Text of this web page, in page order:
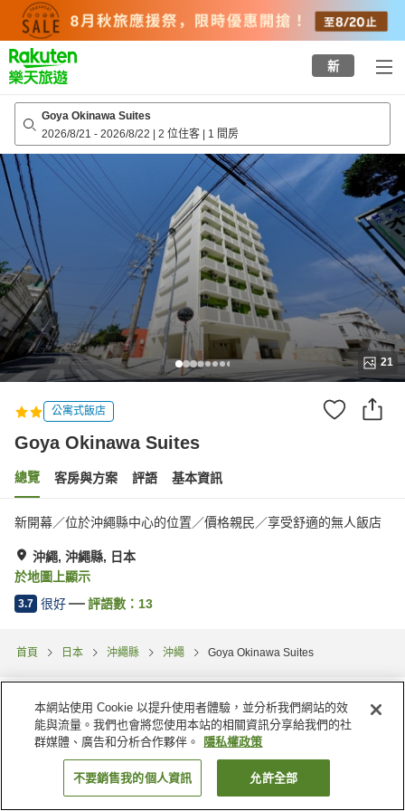
top
page
新
Goya Okinawa Suites
2026/8/21 - 2026/8/22 | 2 位住客 | 1 間房
21
公寓式飯店
Goya Okinawa Suites
總覽 客房與方案 評語 基本資訊
新開幕／位於沖繩縣中心的位置／價格親民／享受舒適的無人飯店
沖繩, 沖繩縣, 日本
於地圖上顯示
3.7 很好 評語數： 13
首頁 日本 沖繩縣 沖繩 Goya Okinawa Suites
找客房
本網站使用 Cookie 以提升使用者體驗，並分析我們網站的效
能與流量。我們也會將您使用本站的相關資訊分享給我們的社
群媒體、廣告和分析合作夥伴。
隱私權政策
不要銷售我的個人資訊 允許全部